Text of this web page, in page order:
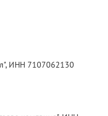
ИНН 7107062130